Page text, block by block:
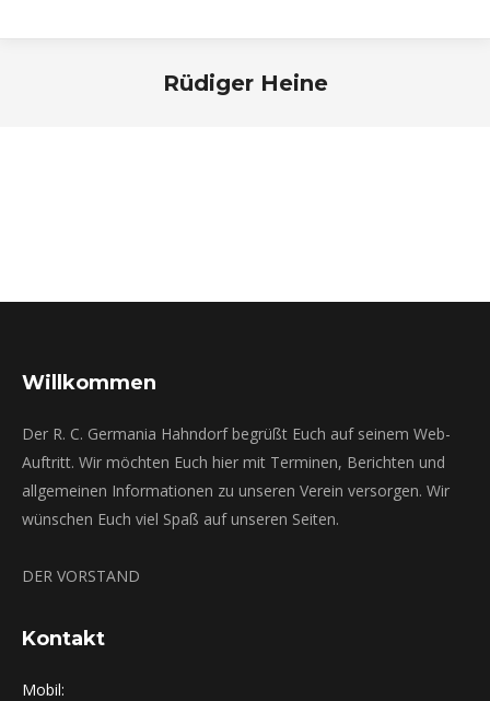
Rüdiger Heine
Willkommen
Der R. C. Germania Hahndorf begrüßt Euch auf seinem Web-
Auftritt. Wir möchten Euch hier mit Terminen, Berichten und
allgemeinen Informationen zu unseren Verein versorgen. Wir
wünschen Euch viel Spaß auf unseren Seiten.
DER VORSTAND
Kontakt
Mobil: